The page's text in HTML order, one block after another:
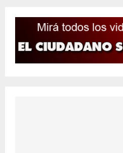
entradas